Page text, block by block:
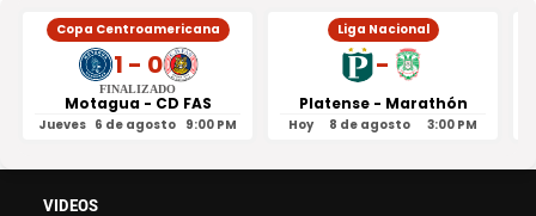
Copa Centroamericana
1 - 0
FINALIZADO
Motagua - CD FAS
Jueves 6 de agosto 9:00 PM
Liga Nacional
-
Platense - Marathón
Hoy 8 de agosto 3:00 PM
VIDEOS